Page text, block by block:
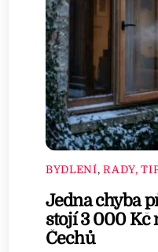
BYDLENÍ,RADY,
Jedna chyba
stojí 3 000 Kč
Čechů